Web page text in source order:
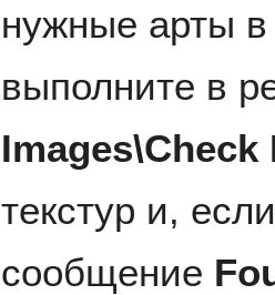
нужные арты в
выполните в
Images\Check
текстур и,
сообщение